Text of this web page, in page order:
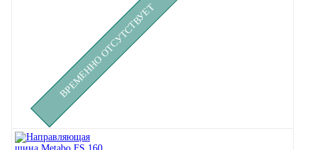
ВРЕМЕННО ОТСУТСТВУЕТ